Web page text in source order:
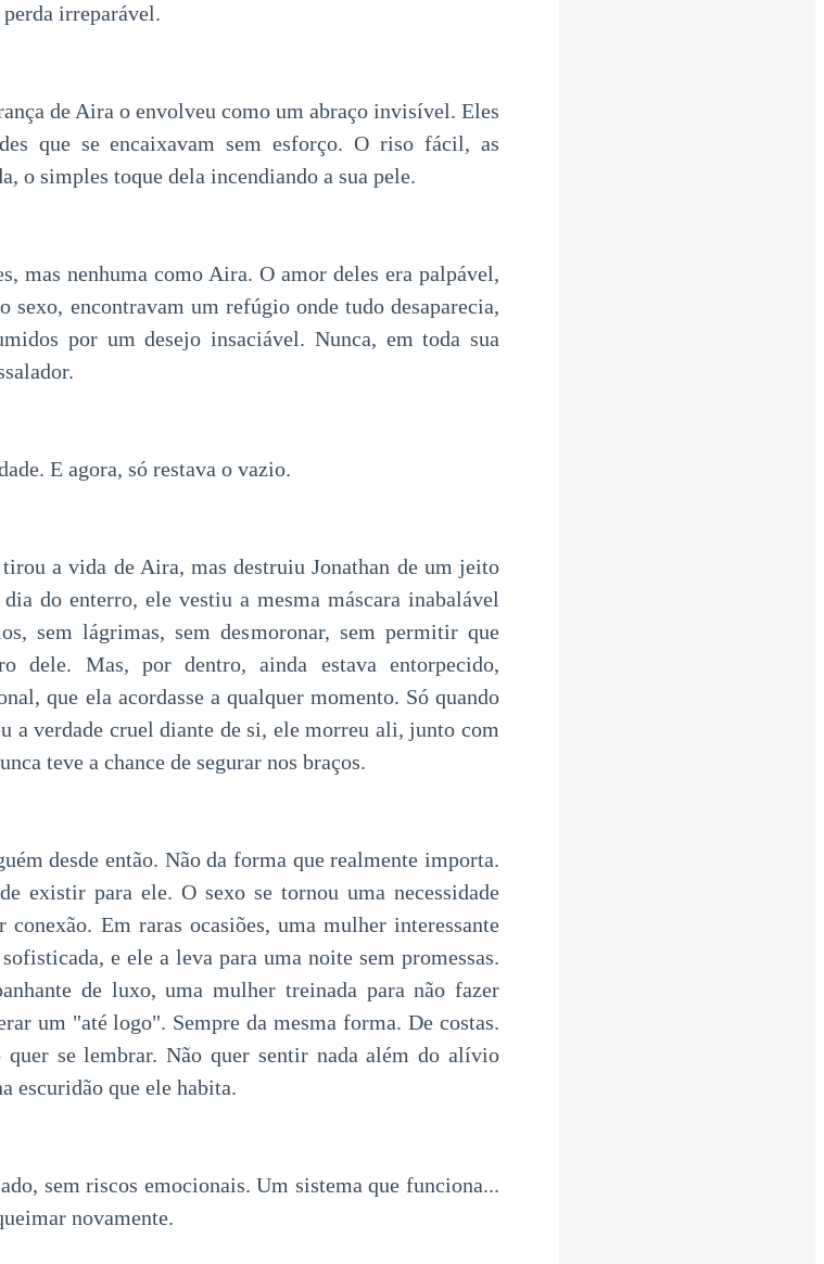
irreparável.
de Aira o envolveu como um abraço invisível. Eles
que se encaixavam sem esforço. O riso fácil, as
o simples toque dela incendiando a sua pele.
mas nenhuma como Aira. O amor deles era palpável,
sexo, encontravam um refúgio onde tudo desaparecia,
por um desejo insaciável. Nunca, em toda sua
E agora, só restava o vazio.
a vida de Aira, mas destruiu Jonathan de um jeito
do enterro, ele vestiu a mesma máscara inabalável
sem lágrimas, sem desmoronar, sem permitir que
dele. Mas, por dentro, ainda estava entorpecido,
que ela acordasse a qualquer momento. Só quando
a verdade cruel diante de si, ele morreu ali, junto com
teve a chance de segurar nos braços.
desde então. Não da forma que realmente importa.
existir para ele. O sexo se tornou uma necessidade
Em raras ocasiões, uma mulher interessante
e ele a leva para uma noite sem promessas.
de luxo, uma mulher treinada para não fazer
um "até logo". Sempre da mesma forma. De costas.
quer se lembrar. Não quer sentir nada além do alívio
escuridão que ele habita.
sem riscos emocionais. Um sistema que funciona...
novamente.